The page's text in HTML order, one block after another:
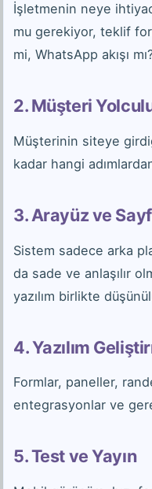
İşletmenin neye
mu gerekiyor, teklif
mi, WhatsApp akışı
2. Müşteri
Müşterinin siteye
kadar hangi
3. Arayüz ve
Sistem sadece arka
da sade ve anlaşılır
yazılım birlikte
4. Yazılım
Formlar, paneller,
entegrasyonlar ve
5. Test ve Yayın